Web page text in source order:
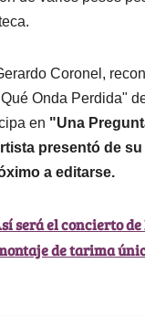
Coronel,
Onda Perdida"
en "Una
presentó de
a editarse.
será el concierto de
de tarima